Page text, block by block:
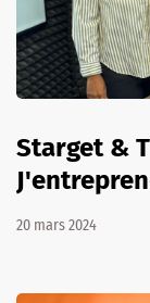
Starget &
20 mars 2024